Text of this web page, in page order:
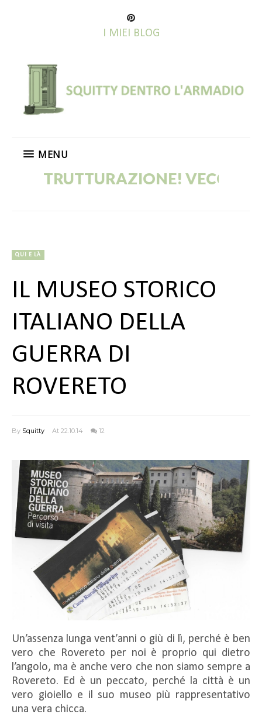
I MIEI BLOG
MENU
VECCHI POST IN
QUI E LÀ
IL MUSEO STORICO
ITALIANO DELLA
GUERRA DI
ROVERETO
By Squitty At 22.10.14 12
Un’assenza lunga vent’anni o giù di lì, perché è ben
vero che Rovereto per noi è proprio qui dietro
l’angolo, ma è anche vero che non siamo sempre a
Rovereto. Ed è un peccato, perché la città è un
vero gioiello e il suo museo più rappresentativo
una vera chicca.